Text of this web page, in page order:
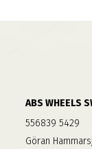
ABS WHEELS
556839 5429
Göran